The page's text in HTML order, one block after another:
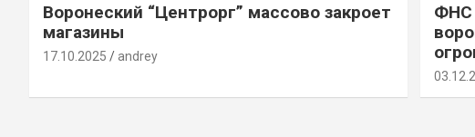
Воронеский “Центрорг” массово закроет
магазины
17.10.2025 andrey
ФНС